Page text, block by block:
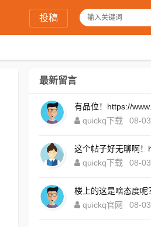
投稿
最新留言
quickq下载
08-03
quickq下载
08-03
quickq官网
08-03